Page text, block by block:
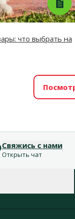
что выбрать на
Свяжись с нами
Открыть чат